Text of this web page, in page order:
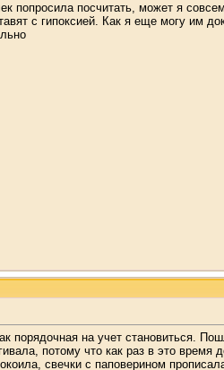
попросила посчитать, может я
с гипоксией. Как я еще могу им
порядочная на учет становиться.
потому что как раз в это
свечки с паповерином